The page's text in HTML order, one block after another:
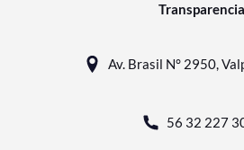
Transparencia
Av. Brasil N° 2950,
56 32 227